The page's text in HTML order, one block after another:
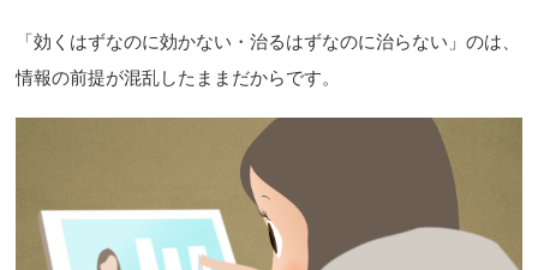
「効くはずなのに効かない・治るはずなのに治らない」のは、
情報の前提が混乱したままだからです。